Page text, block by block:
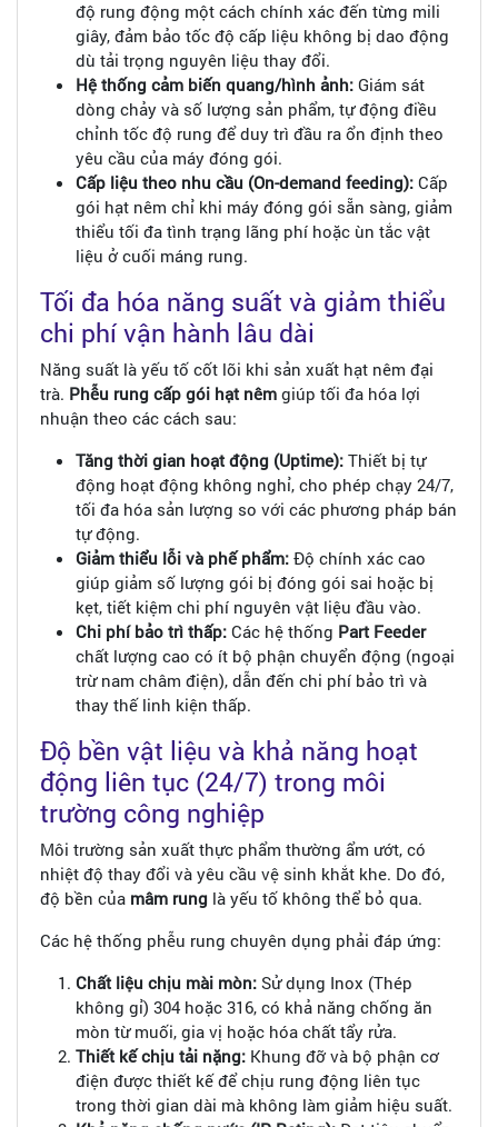
độ rung động một cách chính xác đến từng mili
giây, đảm bảo tốc độ cấp liệu không bị dao động
dù tải trọng nguyên liệu thay đổi.
Hệ thống cảm biến quang/hình ảnh: Giám sát
dòng chảy và số lượng sản phẩm, tự động điều
chỉnh tốc độ rung để duy trì đầu ra ổn định theo
yêu cầu của máy đóng gói.
Cấp liệu theo nhu cầu (On-demand feeding): Cấp
gói hạt nêm chỉ khi máy đóng gói sẵn sàng, giảm
thiểu tối đa tình trạng lãng phí hoặc ùn tắc vật
liệu ở cuối máng rung.
Tối đa hóa năng suất và giảm thiểu
chi phí vận hành lâu dài
Năng suất là yếu tố cốt lõi khi sản xuất hạt nêm đại
trà. Phễu rung cấp gói hạt nêm giúp tối đa hóa lợi
nhuận theo các cách sau:
Tăng thời gian hoạt động (Uptime): Thiết bị tự
động hoạt động không nghỉ, cho phép chạy 24/7,
tối đa hóa sản lượng so với các phương pháp bán
tự động.
Giảm thiểu lỗi và phế phẩm: Độ chính xác cao
giúp giảm số lượng gói bị đóng gói sai hoặc bị
kẹt, tiết kiệm chi phí nguyên vật liệu đầu vào.
Chi phí bảo trì thấp: Các hệ thống Part Feeder
chất lượng cao có ít bộ phận chuyển động (ngoại
trừ nam châm điện), dẫn đến chi phí bảo trì và
thay thế linh kiện thấp.
Độ bền vật liệu và khả năng hoạt
động liên tục (24/7) trong môi
trường công nghiệp
Môi trường sản xuất thực phẩm thường ẩm ướt, có
nhiệt độ thay đổi và yêu cầu vệ sinh khắt khe. Do đó,
độ bền của mâm rung là yếu tố không thể bỏ qua.
Các hệ thống phễu rung chuyên dụng phải đáp ứng:
Chất liệu chịu mài mòn: Sử dụng Inox (Thép
không gỉ) 304 hoặc 316, có khả năng chống ăn
mòn từ muối, gia vị hoặc hóa chất tẩy rửa.
Thiết kế chịu tải nặng: Khung đỡ và bộ phận cơ
điện được thiết kế để chịu rung động liên tục
trong thời gian dài mà không làm giảm hiệu suất.